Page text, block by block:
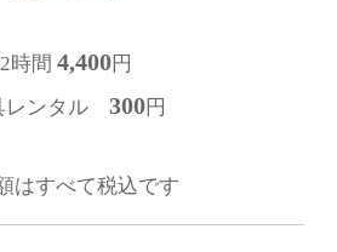
2時間 4,400円
レンタル 300円
はすべて税込です